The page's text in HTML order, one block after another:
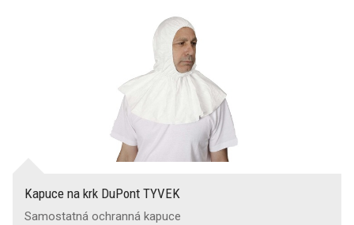
Kapuce na krk DuPont TYVEK
Samostatná ochranná kapuce